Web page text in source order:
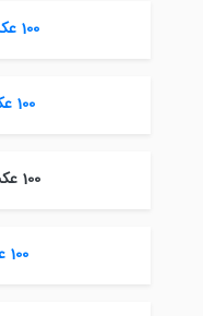
100 عکس پروفایل پسرانه جدید ۱۴۰۵
100 عکس پروفایل شیک جدید ۱۴۰۵
100 عکس پروفایل مذهبی جدید ۱۴۰۵
100 عکس پروفایل زیبا جدید ۱۴۰۵